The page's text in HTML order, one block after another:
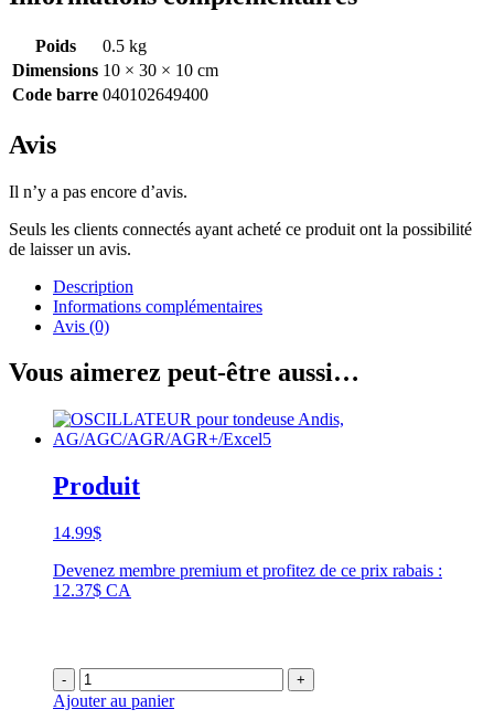
Poids
0.5 kg
Dimensions 10 × 30 × 10 cm
Code barre 040102649400
Avis
Il n’y a pas encore d’avis.
Seuls les clients connectés ayant acheté ce produit ont la possibilité
de laisser un avis.
Description
Informations complémentaires
Avis (0)
Vous aimerez peut-être aussi…
Produit
14.99$
Devenez membre premium et profitez de ce prix rabais :
12.37$ CA
- +
Ajouter au panier